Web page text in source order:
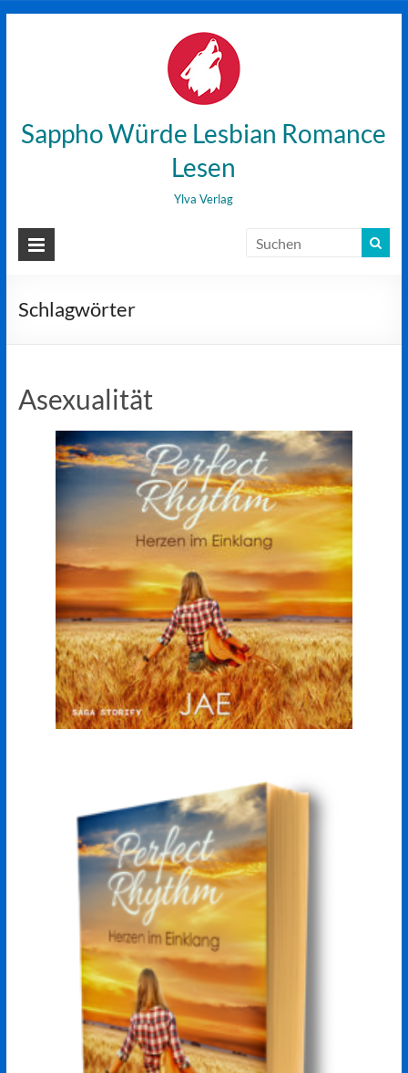
Sappho Würde Lesbian Romance
Lesen
Ylva Verlag
Schlagwörter
Asexualität